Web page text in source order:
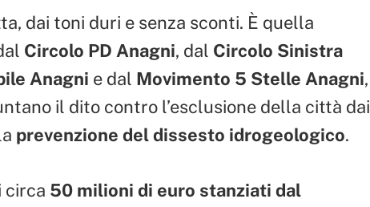
dai toni duri e senza sconti. È quella
Circolo PD Anagni, dal Circolo Sinistra
Anagni e dal Movimento 5 Stelle Anagni,
il dito contro l’esclusione della città dai
prevenzione del dissesto idrogeologico.
circa 50 milioni di euro stanziati dal